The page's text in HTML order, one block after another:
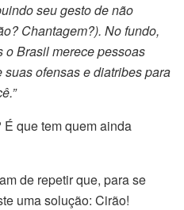
seu gesto de não
Chantagem?). No fundo,
o Brasil merece pessoas
ofensas e diatribes para
que tem quem ainda
de repetir que, para se
uma solução: Cirão!